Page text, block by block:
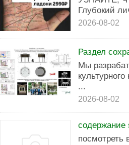
Глубокий
2026-08-02
Раздел
Мы
...
2026-08-02
содержание
посмотреть